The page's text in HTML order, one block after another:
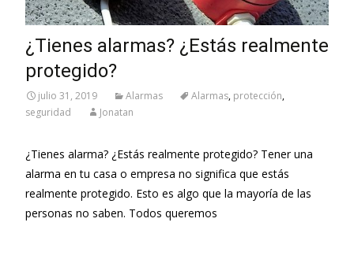
¿Tienes alarmas? ¿Estás realmente
protegido?
julio 31, 2019 Alarmas Alarmas, protección,
seguridad
Jonatan
¿Tienes alarma? ¿Estás realmente protegido? Tener una
alarma en tu casa o empresa no significa que estás
realmente protegido. Esto es algo que la mayoría de las
personas no saben. Todos queremos